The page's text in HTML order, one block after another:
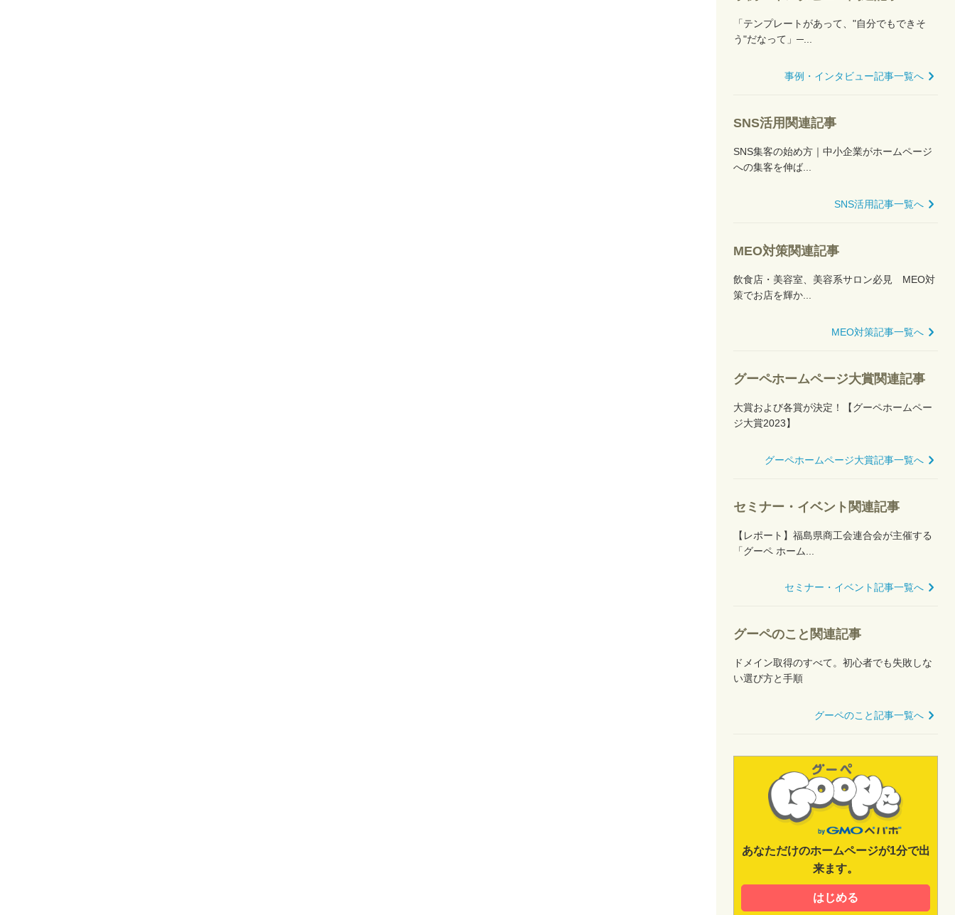
「テンプレートがあって、"自分でもできそ
う"だなって」─...
事例・インタビュー記事一覧へ
SNS活用関連記事
SNS集客の始め方｜中小企業がホームページ
への集客を伸ば...
SNS活用記事一覧へ
MEO対策関連記事
飲食店・美容室、美容系サロン必見 MEO対
策でお店を輝か...
MEO対策記事一覧へ
グーペホームページ大賞関連記事
大賞および各賞が決定！【グーペホームペー
ジ大賞2023】
グーペホームページ大賞記事一覧へ
セミナー・イベント関連記事
【レポート】福島県商工会連合会が主催する
「グーペ ホーム...
セミナー・イベント記事一覧へ
グーペのこと関連記事
ドメイン取得のすべて。初心者でも失敗しな
い選び方と手順
グーペのこと記事一覧へ
あなただけのホームページが1分で出
来ます。
はじめる